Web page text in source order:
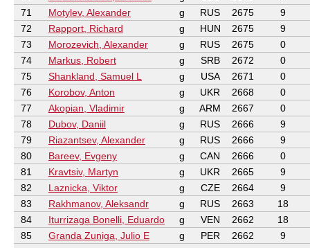
71
Motylev, Alexander g RUS 2675
9
72
Rapport, Richard g HUN 2675
9
73
Morozevich, Alexander g RUS 2675
0
74
Markus, Robert g SRB 2672
0
75
Shankland, Samuel L g USA 2671
0
76
Korobov, Anton g UKR 2668
0
77
Akopian, Vladimir g ARM 2667
0
78
Dubov, Daniil g RUS 2666
9
79
Riazantsev, Alexander g RUS 2666
9
80
Bareev, Evgeny g CAN 2666
0
81
Kravtsiv, Martyn g UKR 2665
9
82
Laznicka, Viktor g CZE 2664
9
83
Rakhmanov, Aleksandr g RUS 2663
18
84
Iturrizaga Bonelli, Eduardo g VEN 2662
18
85
Granda Zuniga, Julio E g PER 2662
9